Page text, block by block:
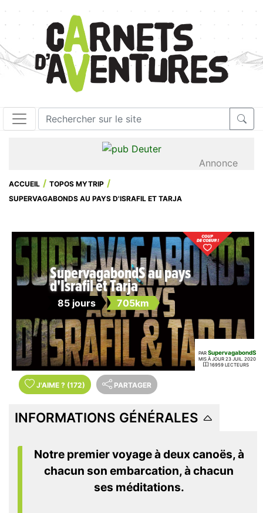
Annonce
ACCUEIL
TOPOS MYTRIP
SUPERVAGABONDS AU PAYS D'ISRAFIL ET TARJA
SupervagabondS au pays
d'Israfil et Tarja
85 jours 705km
PAR SupervagabondS
MIS À JOUR 23 JUIL. 2020
16959 LECTEURS
J'AIME ? (172) PARTAGER
INFORMATIONS GÉNÉRALES
Notre premier voyage à deux canoës, à
chacun son embarcation, à chacun
ses méditations.